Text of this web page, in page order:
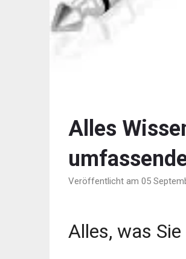
Alles
Veröffentlicht am 05
Alles, was